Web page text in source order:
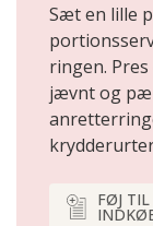
Sæt en lille
ringen.
jævnt og
FØJ TIL